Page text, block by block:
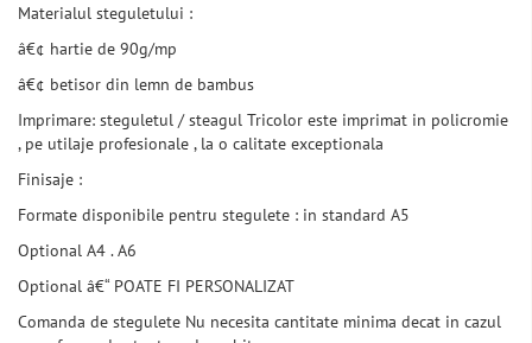
Materialul steguletului :
â€¢ hartie de 90g/mp
â€¢ betisor din lemn de bambus
Imprimare: steguletul / steagul Tricolor este imprimat in policromie
, pe utilaje profesionale , la o calitate exceptionala
Finisaje :
Formate disponibile pentru stegulete : in standard A5
Optional A4 . A6
Optional â€“ POATE FI PERSONALIZAT
Comanda de stegulete Nu necesita cantitate minima decat in cazul